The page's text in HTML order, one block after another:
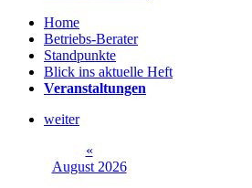
Home
Betriebs-Berater
Standpunkte
Blick ins aktuelle Heft
Veranstaltungen
weiter
«
August 2026